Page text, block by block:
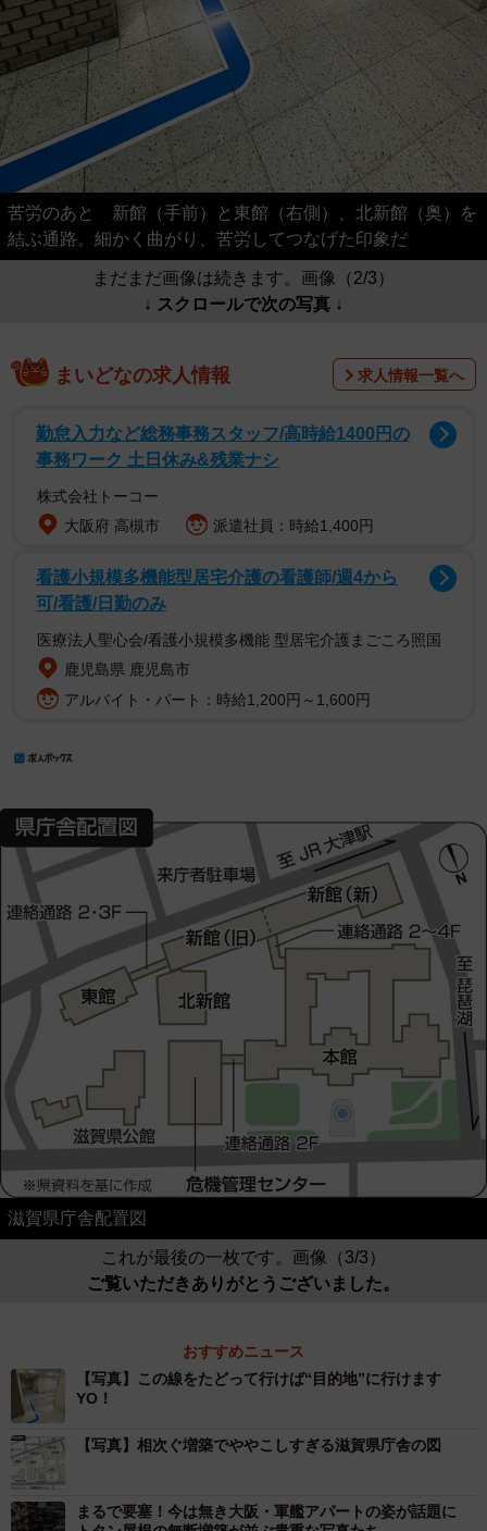
苦労のあと 新館（手前）と東館（右側）、北新館（奥）を
結ぶ通路。細かく曲がり、苦労してつなげた印象だ
まだまだ画像は続きます。画像（2/3）
↓ スクロールで次の写真 ↓
まいどなの求人情報 求人情報一覧へ
勤怠入力など総務事務スタッフ/高時給1400円の
事務ワーク 土日休み&残業ナシ
株式会社トーコー
大阪府 高槻市
派遣社員：時給1,400円
看護小規模多機能型居宅介護の看護師/週4から
可/看護/日勤のみ
医療法人聖心会/看護小規模多機能 型居宅介護まごころ照国
鹿児島県 鹿児島市
アルバイト・パート：時給1,200円～1,600円
滋賀県庁舎配置図
これが最後の一枚です。画像（3/3）
ご覧いただきありがとうございました。
おすすめニュース
【写真】この線をたどって行けば“目的地”に行けます
YO！
【写真】相次ぐ増築でややこしすぎる滋賀県庁舎の図
まるで要塞！今は無き大阪・軍艦アパートの姿が話題に